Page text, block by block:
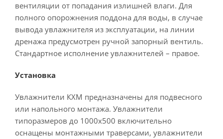
вентиляции от попадания излишней влаги. Для
полного опорожнения поддона для воды, в случае
вывода увлажнителя из эксплуатации, на линии
дренажа предусмотрен ручной запорный вентиль.
Стандартное исполнение увлажнителей – правое.
Установка
Увлажнители КХМ предназначены для подвесного
или напольного монтажа. Увлажнители
типоразмеров до 1000х500 включительно
оснащены монтажными траверсами, увлажнители